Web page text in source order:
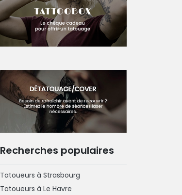
Recherches populaires
Tatoueurs à Strasbourg
Tatoueurs à Le Havre